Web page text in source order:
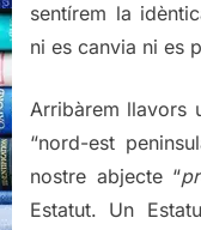
sentírem la
ni es canvia ni es
Arribàrem llavors
“nord-est
nostre abjecte “
Estatut. Un